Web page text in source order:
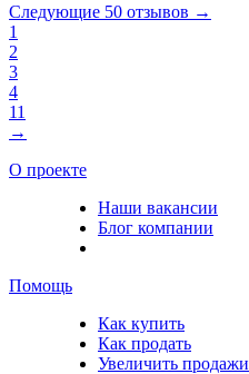
Следующие 50 отзывов →
1
2
3
4
11
→
О проекте
Наши вакансии
Блог компании
Помощь
Как купить
Как продать
Увеличить продажи